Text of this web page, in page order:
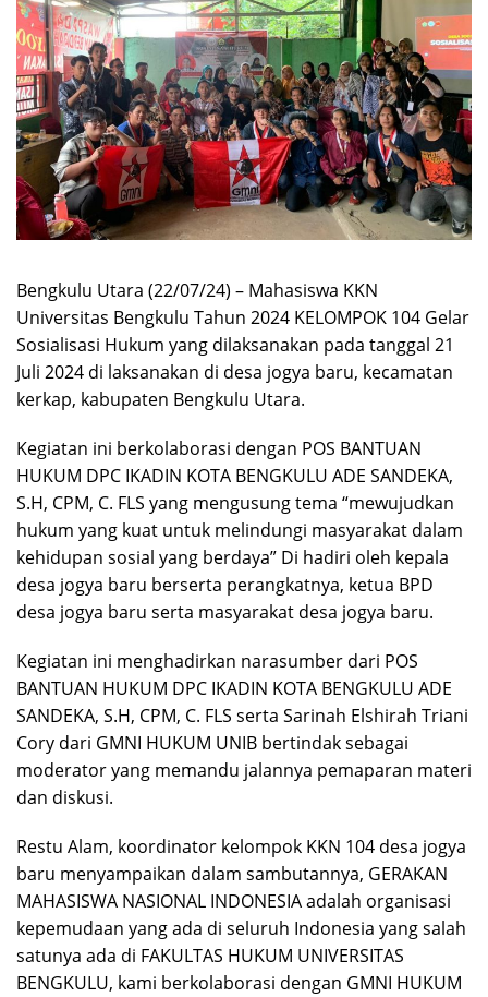
Bengkulu Utara (22/07/24) – Mahasiswa KKN
Universitas Bengkulu Tahun 2024 KELOMPOK 104 Gelar
Sosialisasi Hukum yang dilaksanakan pada tanggal 21
Juli 2024 di laksanakan di desa jogya baru, kecamatan
kerkap, kabupaten Bengkulu Utara.
Kegiatan ini berkolaborasi dengan POS BANTUAN
HUKUM DPC IKADIN KOTA BENGKULU ADE SANDEKA,
S.H, CPM, C. FLS yang mengusung tema “mewujudkan
hukum yang kuat untuk melindungi masyarakat dalam
kehidupan sosial yang berdaya” Di hadiri oleh kepala
desa jogya baru berserta perangkatnya, ketua BPD
desa jogya baru serta masyarakat desa jogya baru.
Kegiatan ini menghadirkan narasumber dari POS
BANTUAN HUKUM DPC IKADIN KOTA BENGKULU ADE
SANDEKA, S.H, CPM, C. FLS serta Sarinah Elshirah Triani
Cory dari GMNI HUKUM UNIB bertindak sebagai
moderator yang memandu jalannya pemaparan materi
dan diskusi.
Restu Alam, koordinator kelompok KKN 104 desa jogya
baru menyampaikan dalam sambutannya, GERAKAN
MAHASISWA NASIONAL INDONESIA adalah organisasi
kepemudaan yang ada di seluruh Indonesia yang salah
satunya ada di FAKULTAS HUKUM UNIVERSITAS
BENGKULU, kami berkolaborasi dengan GMNI HUKUM